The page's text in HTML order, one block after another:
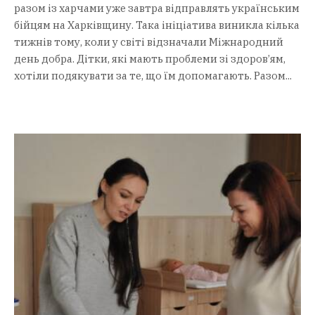
разом із харчами уже завтра відправлять українським
бійцям на Харківщину. Така ініціатива виникла кілька
тижнів тому, коли у світі відзначали Міжнародний
день добра. Дітки, які мають проблеми зі здоров’ям,
хотіли подякувати за те, що їм допомагають. Разом...